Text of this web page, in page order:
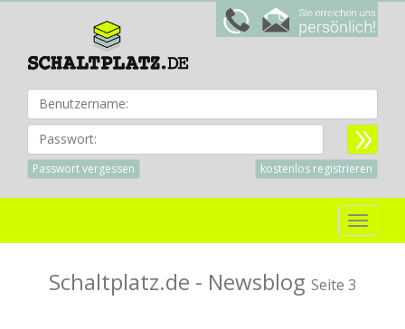
Passwort:
Passwort vergessen kostenlos registrieren
Toggle
Schaltplatz.de - Newsblog Seite 3